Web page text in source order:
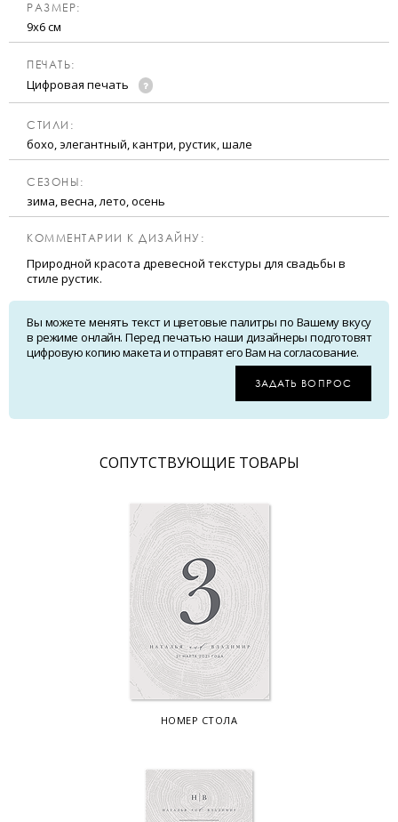
РАЗМЕР:
9х6 см
ПЕЧАТЬ:
Цифровая печать
CТИЛИ:
бохо, элегантный, кантри, рустик, шале
CЕЗОНЫ:
зима, весна, лето, осень
КОММЕНТАРИИ К ДИЗАЙНУ:
Природной красота древесной текстуры для свадьбы в
стиле рустик.
Вы можете менять текст и цветовые палитры по Вашему вкусу
в режиме онлайн. Перед печатью наши дизайнеры подготовят
цифровую копию макета и отправят его Вам на согласование.
ЗАДАТЬ ВОПРОС
CОПУТСТВУЮЩИЕ ТОВАРЫ
НОМЕР СТОЛА